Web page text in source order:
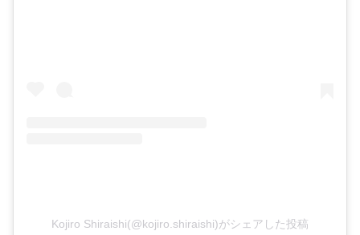
Kojiro Shiraishi(@kojiro.shiraishi)がシェアした投稿